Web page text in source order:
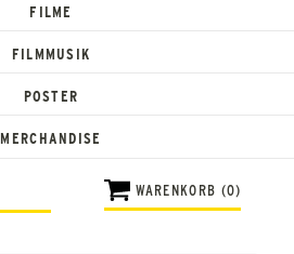
FILME
FILMMUSIK
POSTER
MERCHANDISE
WARENKORB (0)